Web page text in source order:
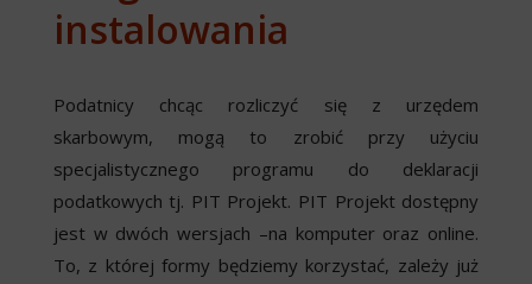
instalowania
Podatnicy chcąc rozliczyć się z urzędem
skarbowym, mogą to zrobić przy użyciu
specjalistycznego programu do deklaracji
podatkowych tj. PIT Projekt. PIT Projekt dostępny
jest w dwóch wersjach –na komputer oraz online.
To, z której formy będziemy korzystać, zależy już